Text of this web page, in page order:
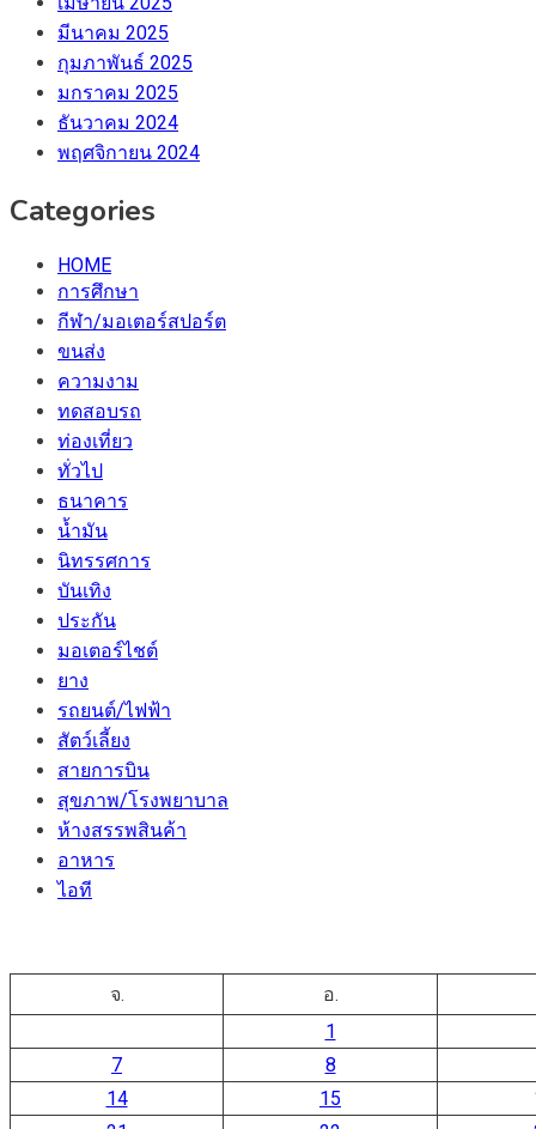
มีนาคม 2025
กุมภาพันธ์ 2025
มกราคม 2025
ธันวาคม 2024
พฤศจิกายน 2024
Categories
HOME
การศึกษา
กีฬา/มอเตอร์สปอร์ต
ขนส่ง
ความงาม
ทดสอบรถ
ท่องเที่ยว
ทั่วไป
ธนาคาร
น้ำมัน
นิทรรศการ
บันเทิง
ประกัน
มอเตอร์ไชต์
ยาง
รถยนต์/ไฟฟ้า
สัตว์เลี้ยง
สายการบิน
สุขภาพ/โรงพยาบาล
ห้างสรรพสินค้า
อาหาร
ไอที
จ.
อ.
1
7
8
14
15